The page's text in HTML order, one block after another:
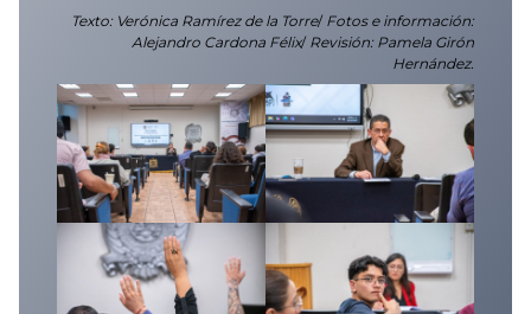
Texto: Verónica Ramírez de la Torre/ Fotos e información:
Alejandro Cardona Félix/ Revisión: Pamela Girón
Hernández.